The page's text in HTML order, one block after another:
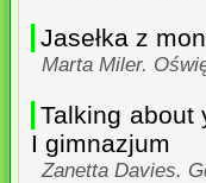
Jasełka z
Marta Miler.
Talking about
I gimnazjum
Zanetta Davies.